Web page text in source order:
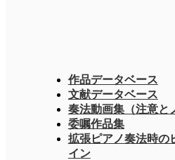
作品データベース
文献データベース
奏法動画集（注意と
委嘱作品集
拡張ピアノ奏法時の
イン